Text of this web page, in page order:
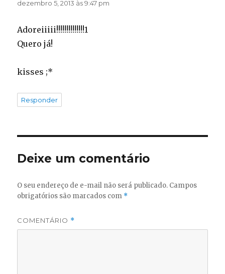
dezembro 5, 2013 às 9:47 pm
Adoreiiiii!!!!!!!!!!!!!!1
Quero já!
kisses ;*
Responder
Deixe um comentário
O seu endereço de e-mail não será publicado. Campos
obrigatórios são marcados com *
COMENTÁRIO *